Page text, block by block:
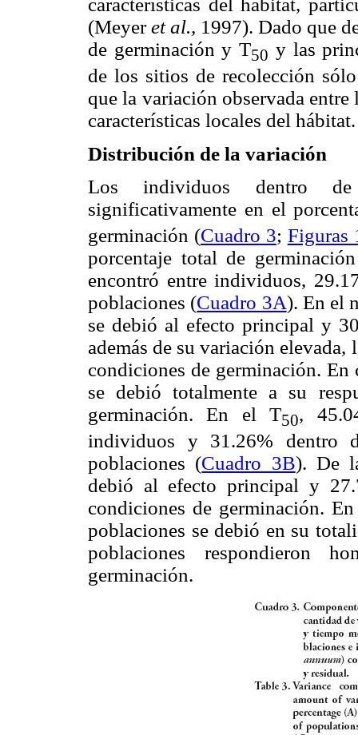
características del hábitat,
(Meyeret al., 1997). Dado que
de germinación y T50 y las
de los sitios de recolección
que la variación observada
características locales del hábitat.
Distribución de la variación
Los individuos dentro de
significativamente en el
germinación (Cuadro 3; Figuras
porcentaje total de
encontró entre individuos,
poblaciones (Cuadro 3A). En el
se debió al efecto principal y
además de su variación
condiciones de germinación.
se debió totalmente a su
germinación. En el T50,
individuos y 31.26% dentro
poblaciones (Cuadro 3B). De
debió al efecto principal y
condiciones de germinación.
poblaciones se debió en su
poblaciones respondieron
germinación.